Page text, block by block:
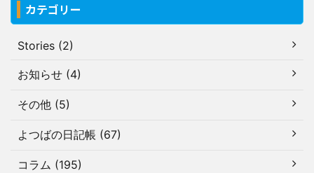
カテゴリー
Stories (2)
お知らせ (4)
その他 (5)
よつばの日記帳 (67)
コラム (195)